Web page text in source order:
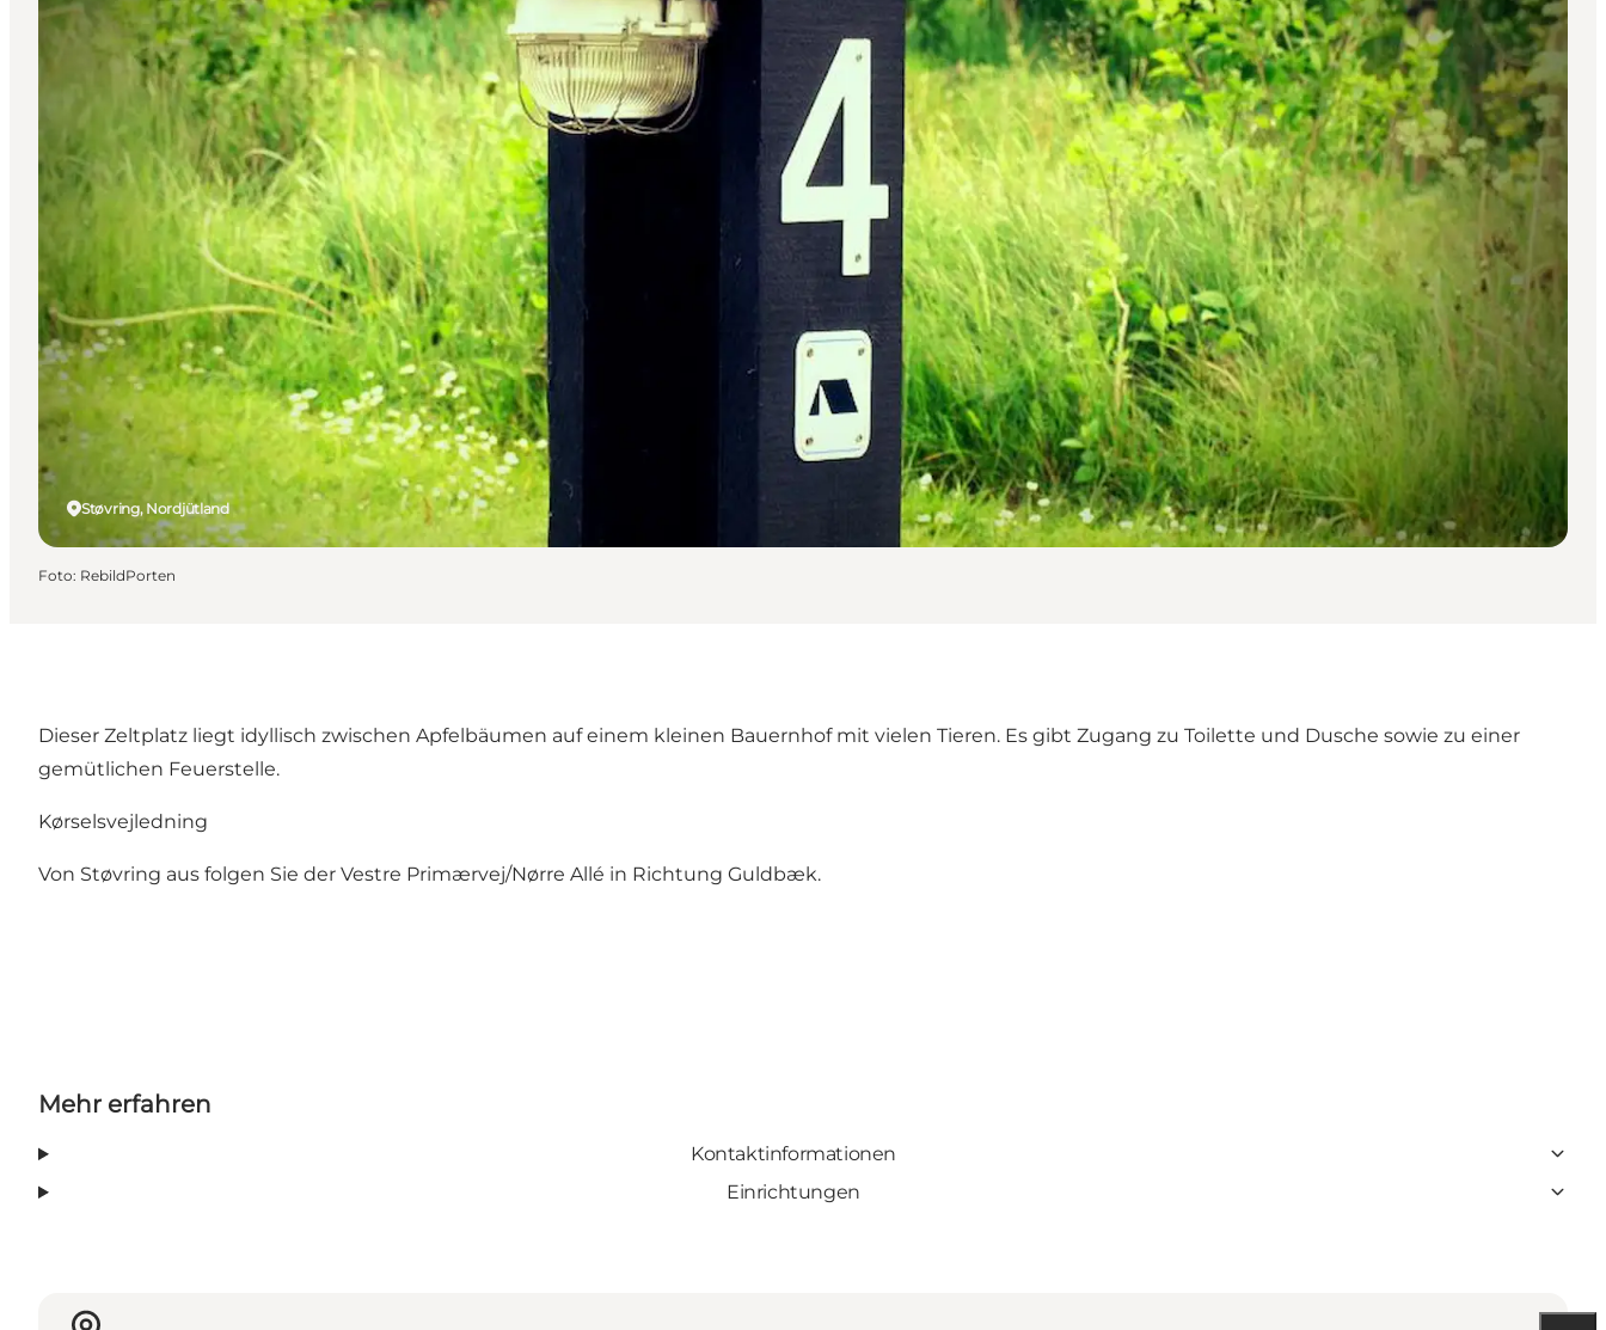
Støvring, Nordjütland
Foto: RebildPorten
Dieser Zeltplatz liegt idyllisch zwischen Apfelbäumen auf einem kleinen Bauernhof mit vielen Tieren. Es gibt Zugang zu Toilette und Dusche sowie zu einer
gemütlichen Feuerstelle.
Kørselsvejledning
Von Støvring aus folgen Sie der Vestre Primærvej/Nørre Allé in Richtung Guldbæk.
Mehr erfahren
Kontaktinformationen
Einrichtungen